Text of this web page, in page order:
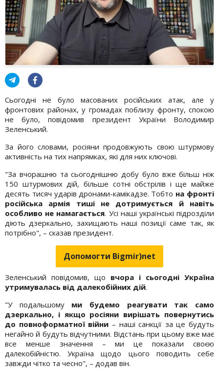
Сьогодні не було масованих російських атак, але у
фронтових районах, у громадах поблизу фронту, спокою
не було, повідомив президент України Володимир
Зеленський.
За його словами, росіяни продовжують свою штурмову
активність на тих напрямках, які для них ключові.
"За вчорашню та сьогоднішню добу було вже більш ніж
150 штурмових дій, більше сотні обстрілів і ще майже
десять тисяч ударів дронами-камікадзе. Тобто на фронті
російська армія тиші не дотримується й навіть
особливо не намагається. Усі наші українські підрозділи
діють дзеркально, захищають наші позиції саме так, як
потрібно", – сказав президент.
Допомогти Bigmir)net
Зеленський повідомив, що вчора і сьогодні Україна
утримувалась від далекобійних дій.
"У подальшому ми будемо реагувати так само
дзеркально, і якщо росіяни вирішать повернутись
до повноформатної війни – наші санкції за це будуть
негайно й будуть відчутними. Відстань при цьому вже має
все менше значення – ми це показали своєю
далекобійністю. Україна щодо цього поводить себе
завжди чітко та чесно", – додав він.